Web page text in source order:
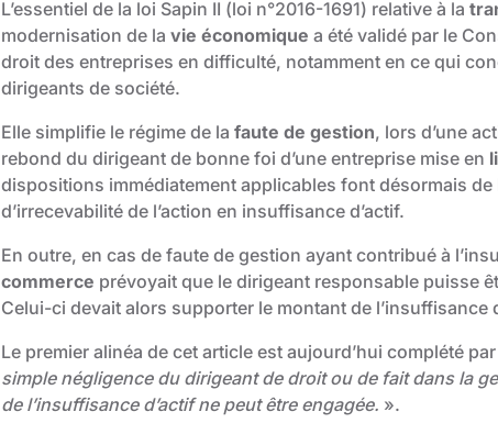
L’essentiel de la loi Sapin II (loi n°2016-1691) relative à la
modernisation de la vie économique a été validé par le
droit des entreprises en difficulté, notamment en ce qui
dirigeants de société.
Elle simplifie le régime de la faute de gestion, lors d’une
rebond du dirigeant de bonne foi d’une entreprise mise en
dispositions immédiatement applicables font désormais
d’irrecevabilité de l’action en insuffisance d’actif.
En outre, en cas de faute de gestion ayant contribué à
commerce prévoyait que le dirigeant responsable puisse
Celui-ci devait alors supporter le montant de l’insuffisance
Le premier alinéa de cet article est aujourd’hui complété
simple négligence du dirigeant de droit ou de fait dans la
de l’insuffisance d’actif ne peut être engagée. ».